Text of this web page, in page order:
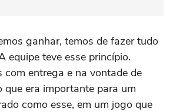
ganhar, temos de fazer tudo
equipe teve esse princípio.
entrega e na vontade de
que era importante para um
como esse, em um jogo que